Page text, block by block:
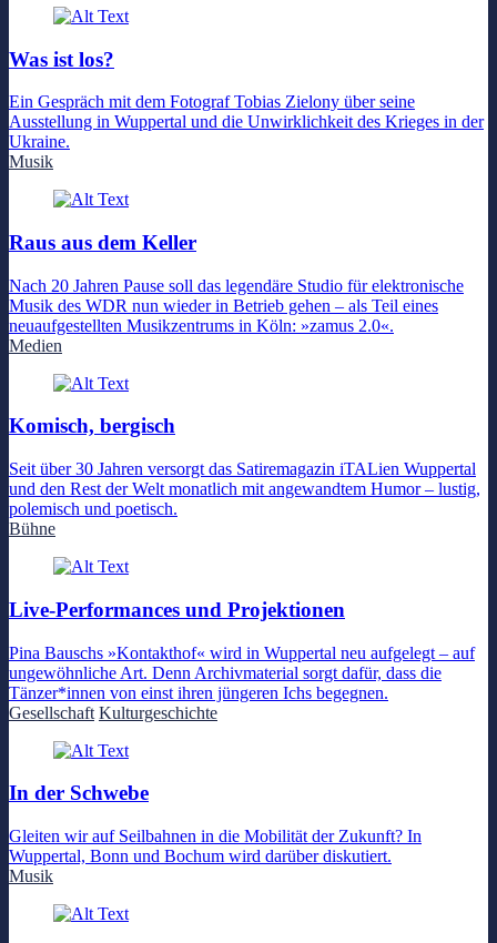
Was ist los?
Ein Gespräch mit dem Fotograf Tobias Zielony über seine
Ausstellung in Wuppertal und die Unwirklichkeit des Krieges in der
Ukraine.
Musik
Raus aus dem Keller
Nach 20 Jahren Pause soll das legendäre Studio für elektronische
Musik des WDR nun wieder in Betrieb gehen – als Teil eines
neuaufgestellten Musikzentrums in Köln: »zamus 2.0«.
Medien
Komisch, bergisch
Seit über 30 Jahren versorgt das Satiremagazin iTALien Wuppertal
und den Rest der Welt monatlich mit angewandtem Humor – lustig,
polemisch und poetisch.
Bühne
Live-Performances und Projektionen
Pina Bauschs »Kontakthof« wird in Wuppertal neu aufgelegt – auf
ungewöhnliche Art. Denn Archivmaterial sorgt dafür, dass die
Tänzer*innen von einst ihren jüngeren Ichs begegnen.
Gesellschaft Kulturgeschichte
In der Schwebe
Gleiten wir auf Seilbahnen in die Mobilität der Zukunft? In
Wuppertal, Bonn und Bochum wird darüber diskutiert.
Musik